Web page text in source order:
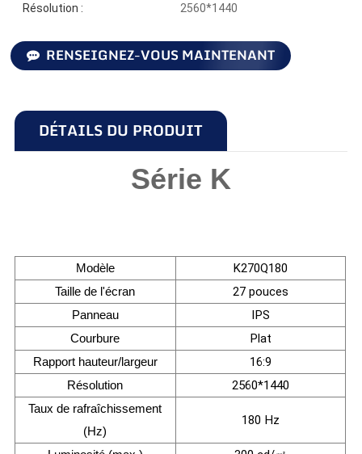
Résolution : 2560*1440
RENSEIGNEZ-VOUS MAINTENANT
DÉTAILS DU PRODUIT
Série K
Modèle K270Q180
Taille de l'écran 27 pouces
Panneau IPS
Courbure Plat
Rapport hauteur/largeur 16:9
Résolution 2560*1440
Taux de rafraîchissement
(Hz)
180 Hz